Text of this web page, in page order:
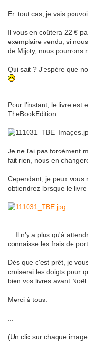
En tout cas, je vais
Il vous en coûtera 22 €
exemplaire vendu, si
de Mijoty, nous pourrons
Qui sait ? J'espère que
Pour l'instant, le livre est
TheBookEdition.
Je ne l'ai pas forcément
fait rien, nous en
Cependant, je peux vous
obtiendrez lorsque le livre
... Il n'y a plus qu'à
connaisse les frais de
Dès que c'est prêt, je
croiserai les doigts pour
bien vos livres avant Noël.
Merci à tous.
(Un clic sur chaque